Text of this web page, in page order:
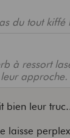
du tout kiffé
à ressort
approche.
bien leur
laisse